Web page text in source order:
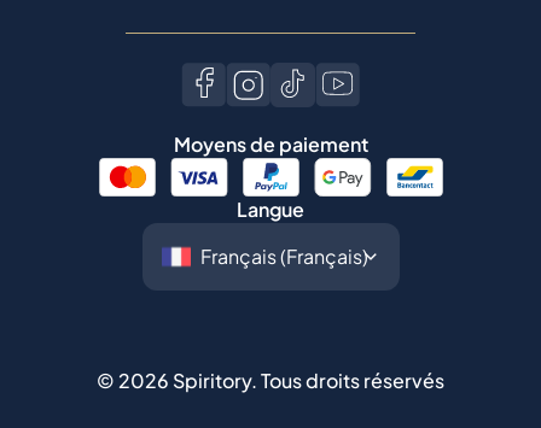
Moyens de paiement
Langue
© 2026 Spiritory.Tous droits réservés